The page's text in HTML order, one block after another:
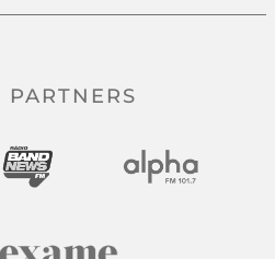
PARTNERS